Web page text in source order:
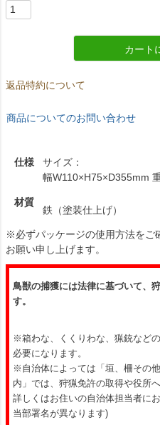
カート
返品特約について
商品についてのお問い合わせ
仕様
サイズ：
幅W110×H75×D355mm
材質
鉄（塗装仕上げ）
※必ずパッケージの使用方法をご
お願い申し上げます。
鳥獣の捕獲には法律に基づいて、
す。
※箱わな、くくりわな、猟銃など
必要になります。
※自治体によっては「 垣、柵その
内」では、狩猟免許の取得や役所
詳しくはお住いの自治体担当者に
当部署名が異なります)